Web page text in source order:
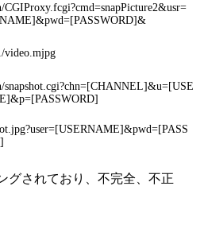
CGIProxy.fcgi?cmd=snapPicture2&usr=
video.mjpg
snapshot.cgi?chn=[CHANNEL]&u=[USE
グされており、不完全、不正